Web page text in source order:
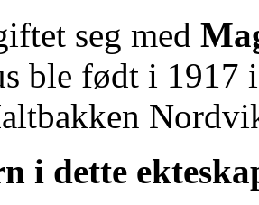
seg med
ble født i 1917
i dette